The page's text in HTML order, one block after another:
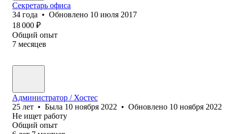
Секретарь офиса
34 года • Обновлено 10 июля 2017
18 000 ₽
Общий опыт
7 месяцев
Администратор / Хостес
25 лет • Была 10 ноября 2022 • Обновлено 10 ноября 2022
Не ищет работу
Общий опыт